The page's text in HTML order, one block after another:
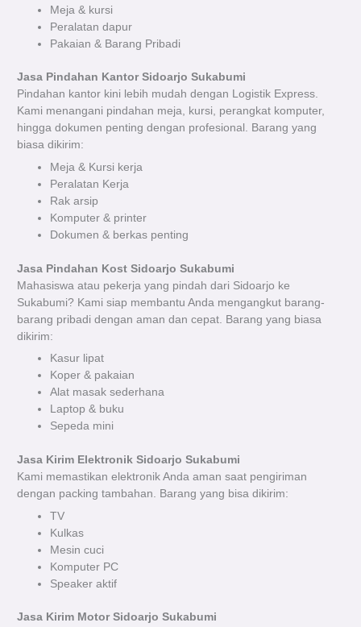
Meja & kursi
Peralatan dapur
Pakaian & Barang Pribadi
Jasa Pindahan Kantor Sidoarjo Sukabumi
Pindahan kantor kini lebih mudah dengan Logistik Express.
Kami menangani pindahan meja, kursi, perangkat komputer,
hingga dokumen penting dengan profesional. Barang yang
biasa dikirim:
Meja & Kursi kerja
Peralatan Kerja
Rak arsip
Komputer & printer
Dokumen & berkas penting
Jasa Pindahan Kost Sidoarjo Sukabumi
Mahasiswa atau pekerja yang pindah dari Sidoarjo ke
Sukabumi? Kami siap membantu Anda mengangkut barang-
barang pribadi dengan aman dan cepat. Barang yang biasa
dikirim:
Kasur lipat
Koper & pakaian
Alat masak sederhana
Laptop & buku
Sepeda mini
Jasa Kirim Elektronik Sidoarjo Sukabumi
Kami memastikan elektronik Anda aman saat pengiriman
dengan packing tambahan. Barang yang bisa dikirim:
TV
Kulkas
Mesin cuci
Komputer PC
Speaker aktif
Jasa Kirim Motor Sidoarjo Sukabumi